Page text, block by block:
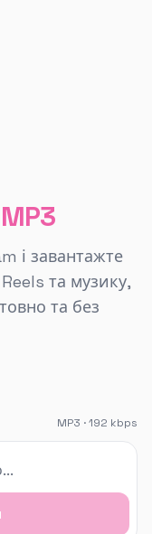
MP3
і завантажте
та музику,
та без
MP3 · 192 kbps